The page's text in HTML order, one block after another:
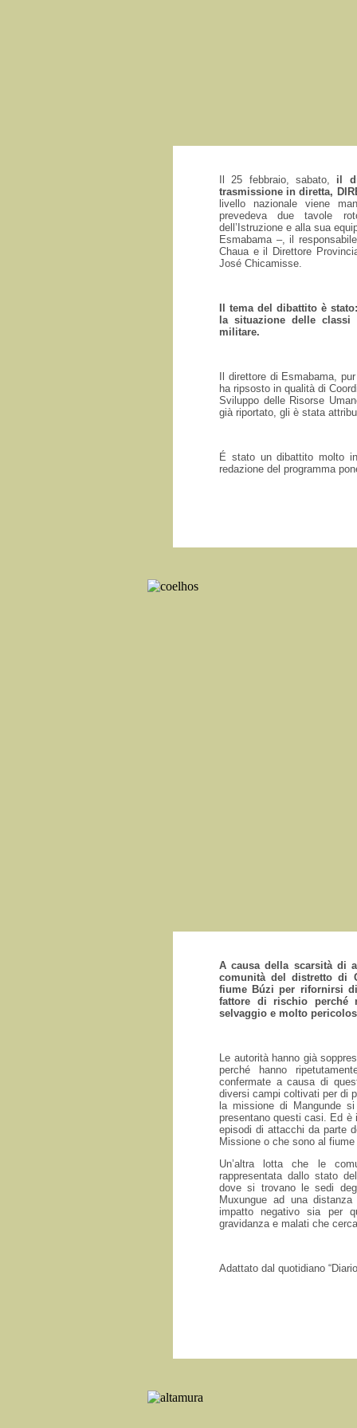
Il 25 febbraio, sabato, il
trasmissione in diretta,
livello nazionale viene
prevedeva due tavole
dell’Istruzione e alla sua
Esmabama –, il
Chaua e il Direttore
José Chicamisse.
Il tema del dibattito è
la situazione delle
militare.
Il direttore di Esmabama,
ha ripsosto in qualità di
Sviluppo delle Risorse
già riportato, gli è stata
É stato un dibattito molto
redazione del programma
A causa della scarsità di
comunità del distretto di
fiume Búzi per rifornirsi
fattore di rischio perché
selvaggio e molto
Le autorità hanno già
perché hanno
confermate a causa di
diversi campi coltivati per di
la missione di Mangunde
presentano questi casi. Ed è
episodi di attacchi da parte
Missione o che sono al
Un’altra lotta che le
rappresentata dallo stato
dove si trovano le sedi
Muxungue ad una
impatto negativo sia per
gravidanza e malati che
Adattato dal quotidiano